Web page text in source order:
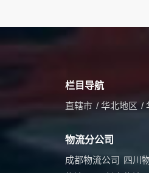
栏目导航
直辖市 / 华北地区 /
物流分公司
成都物流公司 四川